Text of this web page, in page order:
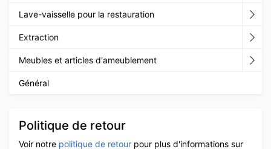
Lave-vaisselle pour la restauration
Extraction
Meubles et articles d'ameublement
Général
Politique de retour
Voir notre politique de retour pour plus d'informations sur